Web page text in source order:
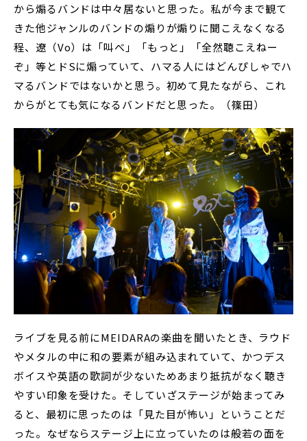
から煽るバンドは中々居ないと思った。私が今まで観て
きた他ジャンルのバンドの煽りが煽りに聞こえなくなる
程、遼（Vo）は「叫べ」「もっと」「全然聴こえねー
ぞ」等とドSに煽っていて、ハマる人にはどんぴしゃでハ
マるバンドではないかと思う。初めて見たながら、これ
からがとても気になるバンドだと思った。（篠田）
ライブを見る前にMEIDARAの楽曲を聞いたとき、ラウド
やメタルの中に和の要素が組み込まれていて、かつデス
ボイスや英語の歌詞が少ないためあまり抵抗がなく聴き
やすい印象を受けた。そしていざステージが始まってみ
ると、最初に思ったのは「見た目が怖い」ということだ
った。なぜならステージ上に立っていたのは般若の面を